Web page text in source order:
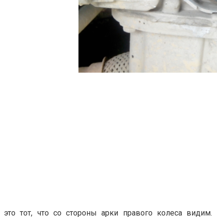
это тот, что со стороны арки правого колеса